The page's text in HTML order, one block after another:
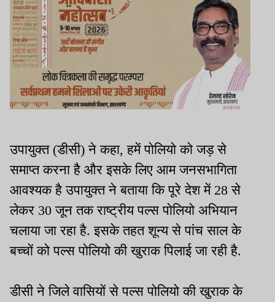
उपायुक्त (डीसी) ने कहा, हमें पोलियो को जड़ से
समाप्त करना है और इसके लिए आम जनसभागिता
आवश्यक है उपायुक्त ने बताया कि पूरे देश में 28 से
लेकर 30 जून तक राष्ट्रीय पल्स पोलियो अभियान
चलाया जा रहा है. इसके तहत शून्य से पांच साल के
बच्चों को पल्स पोलियो की खुराक पिलाई जा रही है.
डीसी ने जिले वासियों से पल्स पोलियो की खुराक के